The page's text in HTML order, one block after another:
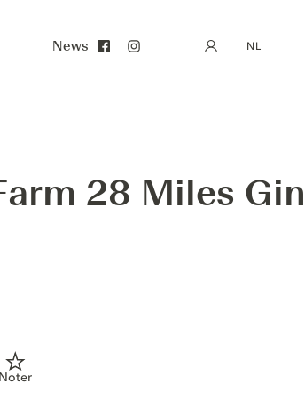
News Mijn account
NL
28 Miles Gin
Noter